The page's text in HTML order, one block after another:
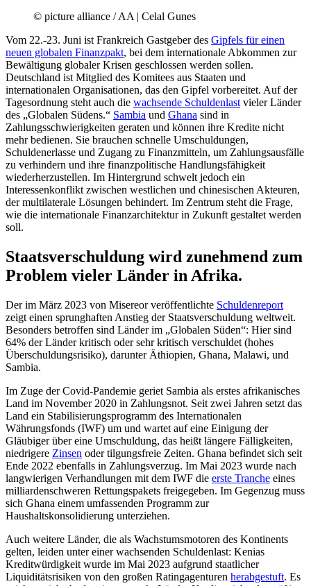
© picture alliance / AA | Celal Gunes
Vom 22.-23. Juni ist Frankreich Gastgeber des Gipfels für einen
neuen globalen Finanzpakt, bei dem internationale Abkommen zur
Bewältigung globaler Krisen geschlossen werden sollen.
Deutschland ist Mitglied des Komitees aus Staaten und
internationalen Organisationen, das den Gipfel vorbereitet. Auf der
Tagesordnung steht auch die wachsende Schuldenlast vieler Länder
des „Globalen Südens.“ Sambia und Ghana sind in
Zahlungsschwierigkeiten geraten und können ihre Kredite nicht
mehr bedienen. Sie brauchen schnelle Umschuldungen,
Schuldenerlasse und Zugang zu Finanzmitteln, um Zahlungsausfälle
zu verhindern und ihre finanzpolitische Handlungsfähigkeit
wiederherzustellen. Im Hintergrund schwelt jedoch ein
Interessenkonflikt zwischen westlichen und chinesischen Akteuren,
der multilaterale Lösungen behindert. Im Zentrum steht die Frage,
wie die internationale Finanzarchitektur in Zukunft gestaltet werden
soll.
Staatsverschuldung wird zunehmend zum
Problem vieler Länder in Afrika.
Der im März 2023 von Misereor veröffentlichte Schuldenreport
zeigt einen sprunghaften Anstieg der Staatsverschuldung weltweit.
Besonders betroffen sind Länder im „Globalen Süden“: Hier sind
64% der Länder kritisch oder sehr kritisch verschuldet (hohes
Überschuldungsrisiko), darunter Äthiopien, Ghana, Malawi, und
Sambia.
Im Zuge der Covid-Pandemie geriet Sambia als erstes afrikanisches
Land im November 2020 in Zahlungsnot. Seit zwei Jahren setzt das
Land ein Stabilisierungsprogramm des Internationalen
Währungsfonds (IWF) um und wartet auf eine Einigung der
Gläubiger über eine Umschuldung, das heißt längere Fälligkeiten,
niedrigere Zinsen oder tilgungsfreie Zeiten. Ghana befindet sich seit
Ende 2022 ebenfalls in Zahlungsverzug. Im Mai 2023 wurde nach
langwierigen Verhandlungen mit dem IWF die erste Tranche eines
milliardenschweren Rettungspakets freigegeben. Im Gegenzug muss
sich Ghana einem umfassenden Programm zur
Haushaltskonsolidierung unterziehen.
Auch weitere Länder, die als Wachstumsmotoren des Kontinents
gelten, leiden unter einer wachsenden Schuldenlast: Kenias
Kreditwürdigkeit wurde im Mai 2023 aufgrund staatlicher
Liquiditätsrisiken von den großen Ratingagenturen herabgestuft. Es